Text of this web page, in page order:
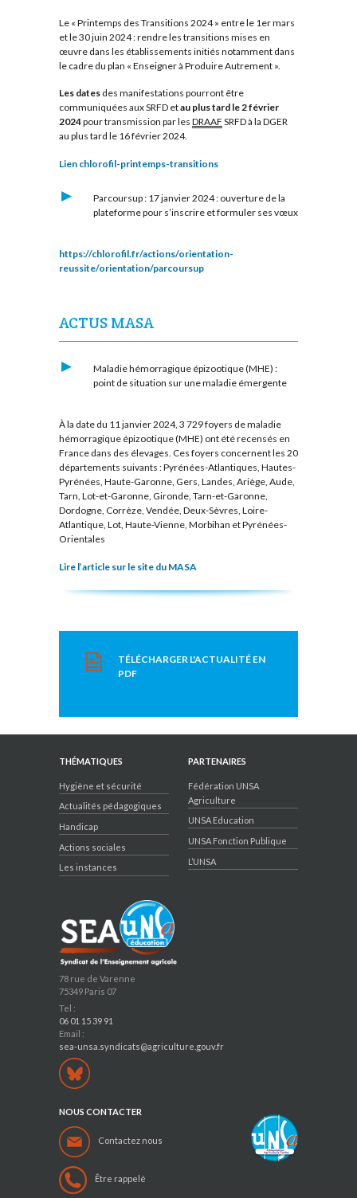
Le « Printemps des Transitions 2024 » entre le 1er mars
et le 30 juin 2024 : rendre les transitions mises en
œuvre dans les établissements initiés notamment dans
le cadre du plan « Enseigner à Produire Autrement ».
Les dates des manifestations pourront être
communiquées aux SRFD etau plus tard le 2 février
2024pour transmission par les DRAAF SRFD à la DGER
au plus tard le 16 février 2024.
Lien chlorofil-printemps-transitions
Parcoursup : 17 janvier 2024 : ouverture de la
plateforme pour s’inscrire et formuler ses vœux
https://chlorofil.fr/actions/orientation-
reussite/orientation/parcoursup
ACTUS MASA
Maladie hémorragique épizootique (MHE) :
point de situation sur une maladie émergente
À la date du 11 janvier 2024, 3 729 foyers de maladie
hémorragique épizootique (MHE) ont été recensés en
France dans des élevages. Ces foyers concernent les 20
départements suivants : Pyrénées-Atlantiques, Hautes-
Pyrénées, Haute-Garonne, Gers, Landes, Ariège, Aude,
Tarn, Lot-et-Garonne, Gironde, Tarn-et-Garonne,
Dordogne, Corrèze, Vendée, Deux-Sèvres, Loire-
Atlantique, Lot, Haute-Vienne, Morbihan et Pyrénées-
Orientales
Lire l’article sur le site du MASA
TÉLÉCHARGER L'ACTUALITÉ EN
PDF
78 rue de Varenne
75349 Paris 07
Tel :
06 01 15 39 91
Email :
sea-unsa.syndicats@agriculture.gouv.fr
THÉMATIQUES
Hygiène et sécurité
Actualités pédagogiques
Handicap
Actions sociales
Les instances
PARTENAIRES
Fédération UNSA
Agriculture
UNSA Education
UNSA Fonction Publique
L’UNSA
NOUS CONTACTER
Contactez nous
Être rappelé